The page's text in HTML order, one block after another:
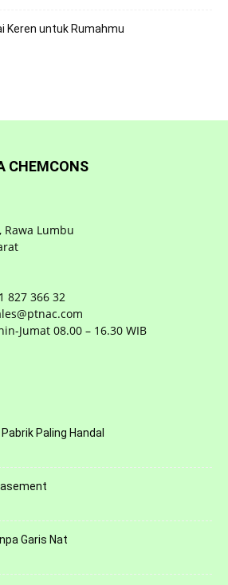
Keren untuk Rumahmu
CHEMCONS
Rawa Lumbu
827 366 32
Jumat 08.00 – 16.30 WIB
Paling Handal
Garis Nat